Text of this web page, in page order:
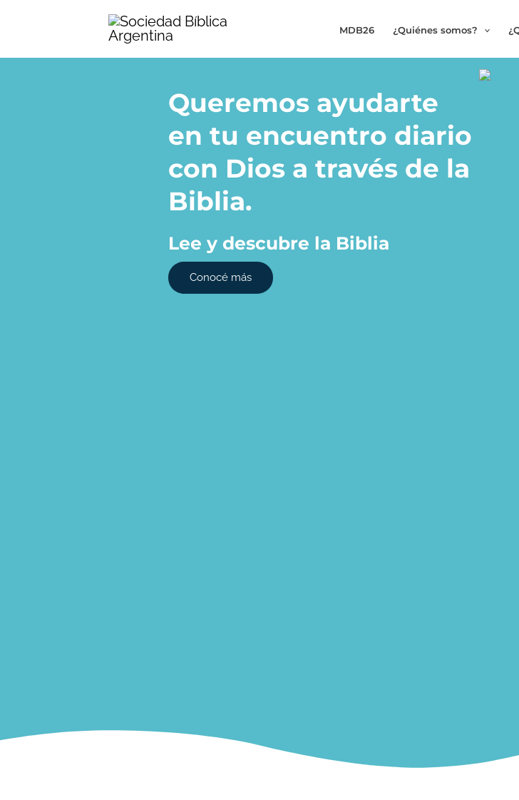
contenido
MDB26 ¿Quiénes somos?
Queremos ayudarte
en tu encuentro diario
con Dios a través de la
Biblia.​
Lee y descubre la Biblia
Conocé más